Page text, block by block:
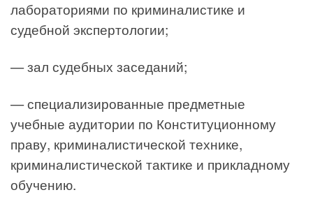
лабораториями по криминалистике и
судебной экспертологии;
— зал судебных заседаний;
— специализированные предметные
учебные аудитории по Конституционному
праву, криминалистической технике,
криминалистической тактике и прикладному
обучению.